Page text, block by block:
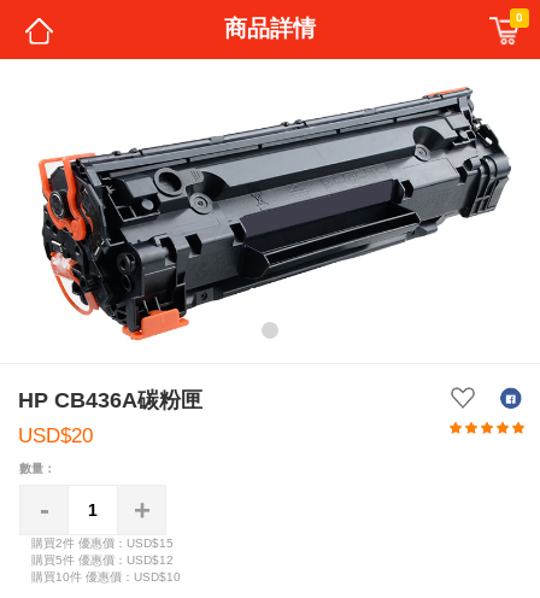
商品詳情 0
HP CB436A碳粉匣
USD$20
數量：
- +
購買2件優惠價：USD$15
購買5件優惠價：USD$12
購買10件優惠價：USD$10